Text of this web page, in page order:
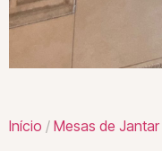
Início / Mesas de Jantar